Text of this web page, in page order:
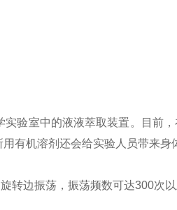
实验室中的液液萃取装置。目前
有机溶剂还会给实验人员带来身
转边振荡，振荡频数可达300次